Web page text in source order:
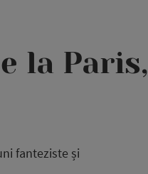
la Paris,
fanteziste și